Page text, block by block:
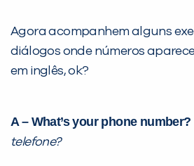
Agora acompanhem alguns
diálogos onde números
em inglês, ok?
A – What’s your phone number?
telefone?